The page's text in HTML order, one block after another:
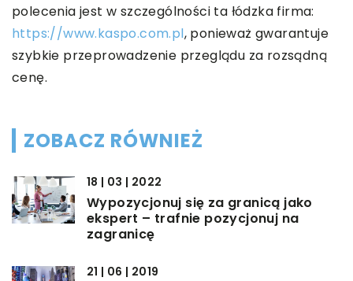
polecenia jest w szczególności ta łódzka firma:
https://www.kaspo.com.pl, ponieważ gwarantuje
szybkie przeprowadzenie przeglądu za rozsądną
cenę.
ZOBACZ RÓWNIEŻ
18 | 03 | 2022
Wypozycjonuj się za granicą jako
ekspert – trafnie pozycjonuj na
zagranicę
21 | 06 | 2019